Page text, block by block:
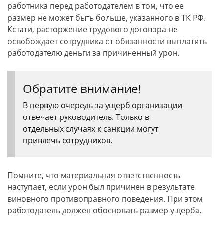
работника перед работодателем в том, что ее
размер не может быть больше, указанного в ТК РФ.
Кстати, расторжение трудового договора не
освобождает сотрудника от обязанности выплатить
работодателю деньги за причиненный урон.
Обратите внимание!
В первую очередь за ущерб организации
отвечает руководитель. Только в
отдельных случаях к санкции могут
привлечь сотрудников.
Помните, что материальная ответственность
наступает, если урон был причинен в результате
виновного противоправного поведения. При этом
работодатель должен обосновать размер ущерба.